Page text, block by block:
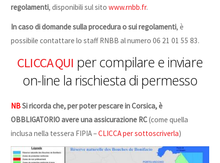
regolamenti, disponibili sul sitowww.rnbb.fr.
In caso di domande sulla procedura o sui regolamenti, è
possibile contattare lo staff RNBB al numero 06 21 01 55 83.
CLICCA QUI per compilare e inviare
on-line la rischiesta di permesso
NBSi ricorda che, per poter pescare in Corsica, è
OBBLIGATORIO avere una assicurazione RC(come quella
inclusa nella tessera FIPIA –CLICCA per sottoscriverla)